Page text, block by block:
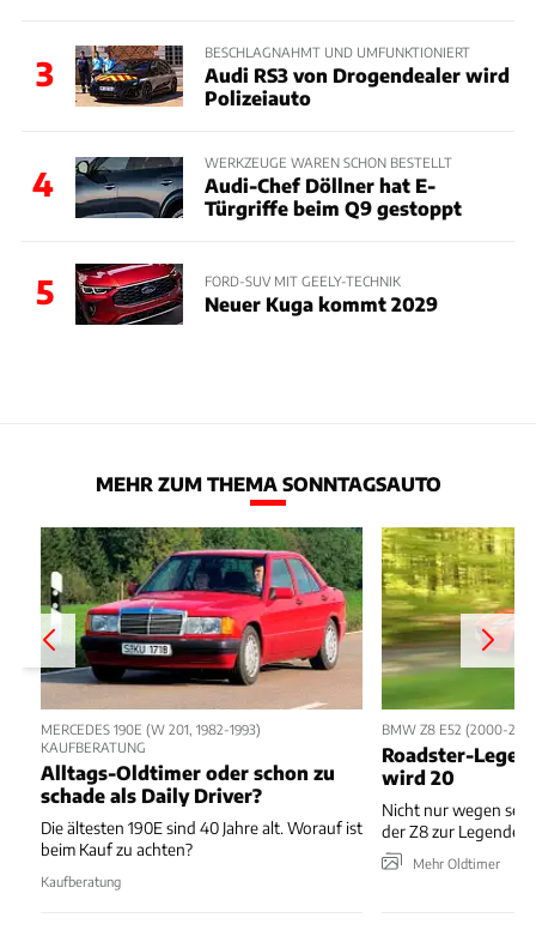
3
BESCHLAGNAHMT UND UMFUNKTIONIERT
Audi RS3 von Drogendealer wird
Polizeiauto
4
WERKZEUGE WAREN SCHON BESTELLT
Audi-Chef Döllner hat E-
Türgriffe beim Q9 gestoppt
5 FORD-SUV MIT GEELY-TECHNIK
Neuer Kuga kommt 2029
MEHR ZUM THEMA SONNTAGSAUTO
MERCEDES 190E (W 201, 1982-1993)
KAUFBERATUNG
Alltags-Oldtimer oder schon zu
schade als Daily Driver?
Die ältesten 190E sind 40 Jahre alt. Worauf ist
beim Kauf zu achten?
Kaufberatung
BMW Z8 E52 (2000-
Roadster-
wird 20
Nicht nur wegen
der Z8 zur Legende.
Mehr Oldtimer